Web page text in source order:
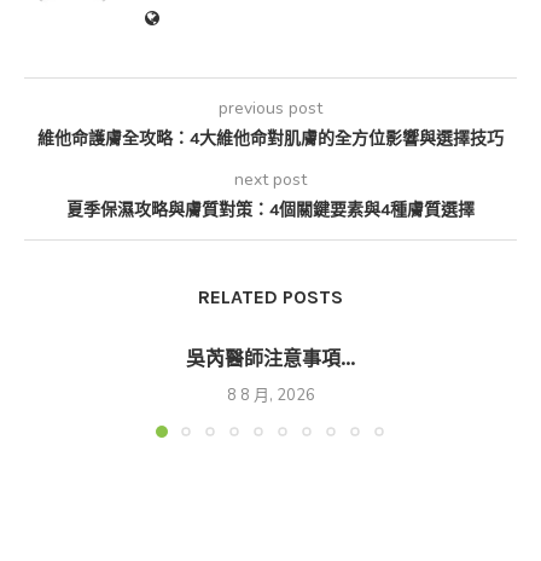
previous post
維他命護膚全攻略：4大維他命對肌膚的全方位影響與選擇技巧
next post
夏季保濕攻略與膚質對策：4個關鍵要素與4種膚質選擇
RELATED POSTS
吳芮醫師注意事項...
8 8 月, 2026